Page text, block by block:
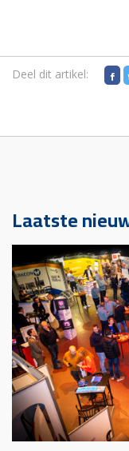
Deel dit artikel:
Laatste